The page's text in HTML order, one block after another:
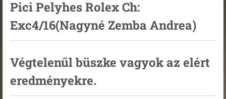
Pici Pelyhes Rolex Ch:
Exc4/16(Nagyné Zemba Andrea)
Végtelenűl büszke vagyok az elért
eredményekre.